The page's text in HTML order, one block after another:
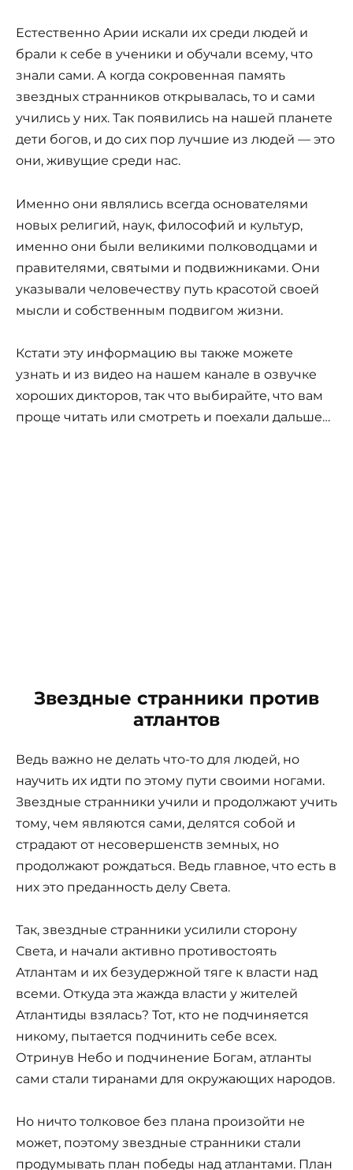
Естественно Арии искали их среди людей и
брали к себе в ученики и обучали всему, что
знали сами. А когда сокровенная память
звездных странников открывалась, то и сами
учились у них. Так появились на нашей планете
дети богов, и до сих пор лучшие из людей — это
они, живущие среди нас.
Именно они являлись всегда основателями
новых религий, наук, философий и культур,
именно они были великими полководцами и
правителями, святыми и подвижниками. Они
указывали человечеству путь красотой своей
мысли и собственным подвигом жизни.
Кстати эту информацию вы также можете
узнать и из видео на нашем канале в озвучке
хороших дикторов, так что выбирайте, что вам
проще читать или смотреть и поехали дальше…
Звездные странники против
атлантов
Ведь важно не делать что-то для людей, но
научить их идти по этому пути своими ногами.
Звездные странники учили и продолжают учить
тому, чем являются сами, делятся собой и
страдают от несовершенств земных, но
продолжают рождаться. Ведь главное, что есть в
них это преданность делу Света.
Так, звездные странники усилили сторону
Света, и начали активно противостоять
Атлантам и их безудержной тяге к власти над
всеми. Откуда эта жажда власти у жителей
Атлантиды взялась? Тот, кто не подчиняется
никому, пытается подчинить себе всех.
Отринув Небо и подчинение Богам, атланты
сами стали тиранами для окружающих народов.
Но ничто толковое без плана произойти не
может, поэтому звездные странники стали
продумывать план победы над атлантами. План